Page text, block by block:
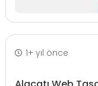
1+ yıl önce